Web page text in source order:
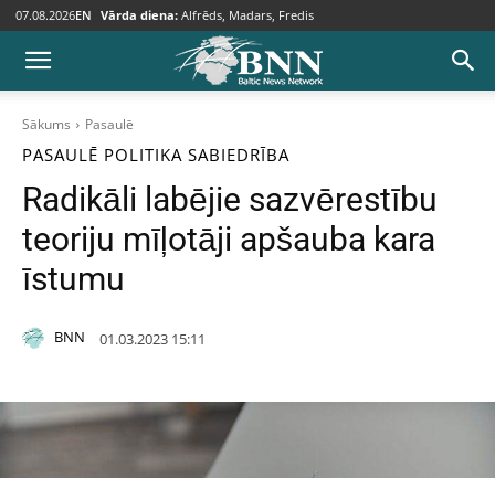
07.08.2026EN Vārda diena: Alfrēds, Madars, Fredis
Sākums Pasaulē
PASAULĒ POLITIKA SABIEDRĪBA
Radikāli labējie sazvērestību
teoriju mīļotāji apšauba kara
īstumu
BNN 01.03.2023 15:11